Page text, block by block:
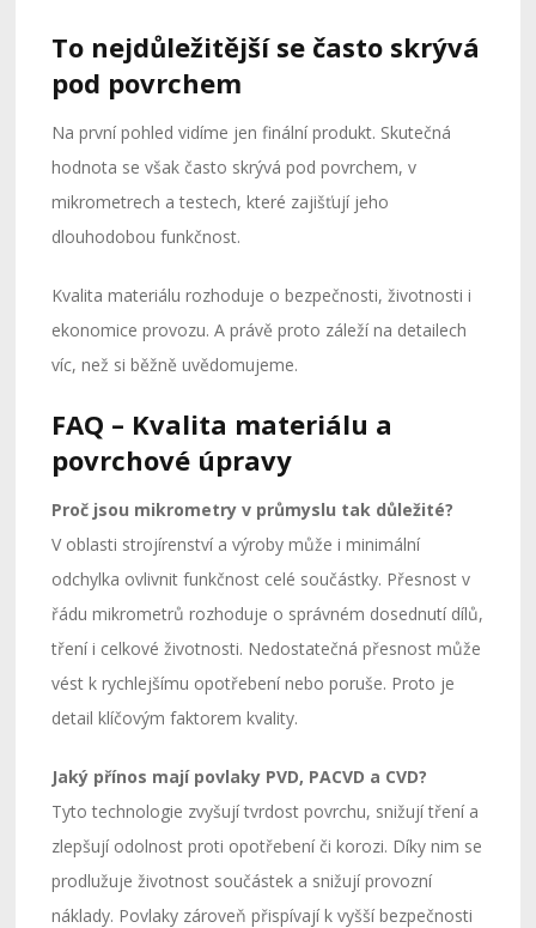
To nejdůležitější se často skrývá
pod povrchem
Na první pohled vidíme jen finální produkt. Skutečná
hodnota se však často skrývá pod povrchem, v
mikrometrech a testech, které zajišťují jeho
dlouhodobou funkčnost.
Kvalita materiálu rozhoduje o bezpečnosti, životnosti i
ekonomice provozu. A právě proto záleží na detailech
víc, než si běžně uvědomujeme.
FAQ – Kvalita materiálu a
povrchové úpravy
Proč jsou mikrometry v průmyslu tak důležité?
V oblasti strojírenství a výroby může i minimální
odchylka ovlivnit funkčnost celé součástky. Přesnost v
řádu mikrometrů rozhoduje o správném dosednutí dílů,
tření i celkové životnosti. Nedostatečná přesnost může
vést k rychlejšímu opotřebení nebo poruše. Proto je
detail klíčovým faktorem kvality.
Jaký přínos mají povlaky PVD, PACVD a CVD?
Tyto technologie zvyšují tvrdost povrchu, snižují tření a
zlepšují odolnost proti opotřebení či korozi. Díky nim se
prodlužuje životnost součástek a snižují provozní
náklady. Povlaky zároveň přispívají k vyšší bezpečnosti